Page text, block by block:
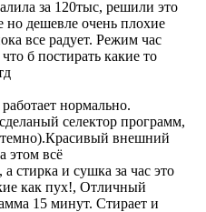
за 120тыс, решили это
но дешевле очень плохие
все радует. Режим час
б постирать какие то
нормально.
селектор программ,
внешний
этом всё
стирка и сушка за час это
как пух!, Отличный
15 минут. Стирает и